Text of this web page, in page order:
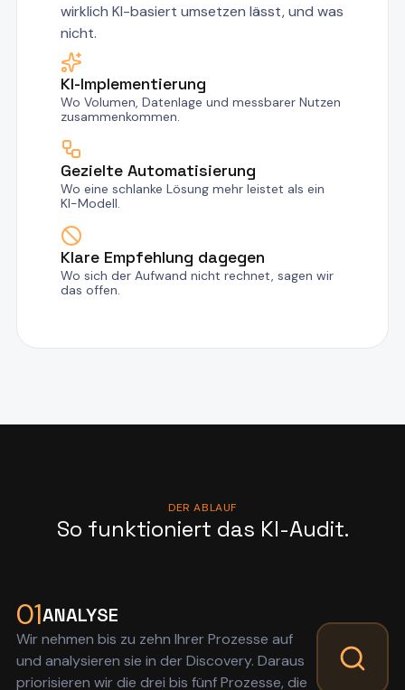
wirklich KI-basiert umsetzen lässt, und was
nicht.
KI-Implementierung
Wo Volumen, Datenlage und messbarer Nutzen
zusammenkommen.
Gezielte Automatisierung
Wo eine schlanke Lösung mehr leistet als ein
KI-Modell.
Klare Empfehlung dagegen
Wo sich der Aufwand nicht rechnet, sagen wir
das offen.
DER ABLAUF
So funktioniert das KI-Audit.
01ANALYSE
Wir nehmen bis zu zehn Ihrer Prozesse auf
und analysieren sie in der Discovery. Daraus
priorisieren wir die drei bis fünf Prozesse, die